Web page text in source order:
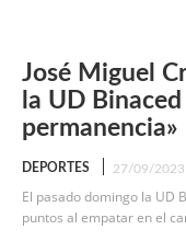
José Miguel
la UD
permanencia»
DEPORTES 27/09/2023
El pasado domingo la UD
puntos al empatar en el